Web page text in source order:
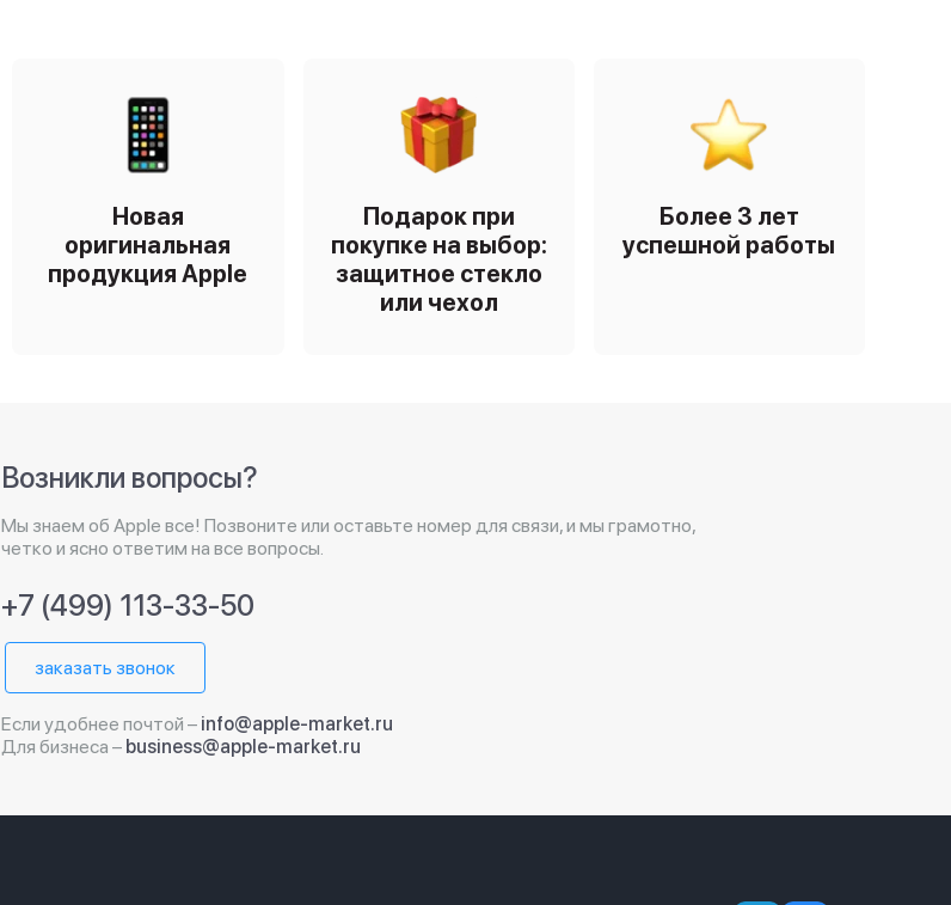
Новая
оригинальная
продукция Apple
Подарок при
покупке на выбор:
защитное стекло
или чехол
Более 3 лет
успешной работы
Возникли вопросы?
Мы знаем об Apple все! Позвоните или оставьте номер для связи, и мы грамотно,
четко и ясно ответим на все вопросы.
+7 (499) 113-33-50
заказать звонок
Если удобнее почтой – info@apple-market.ru
Для бизнеса – business@apple-market.ru